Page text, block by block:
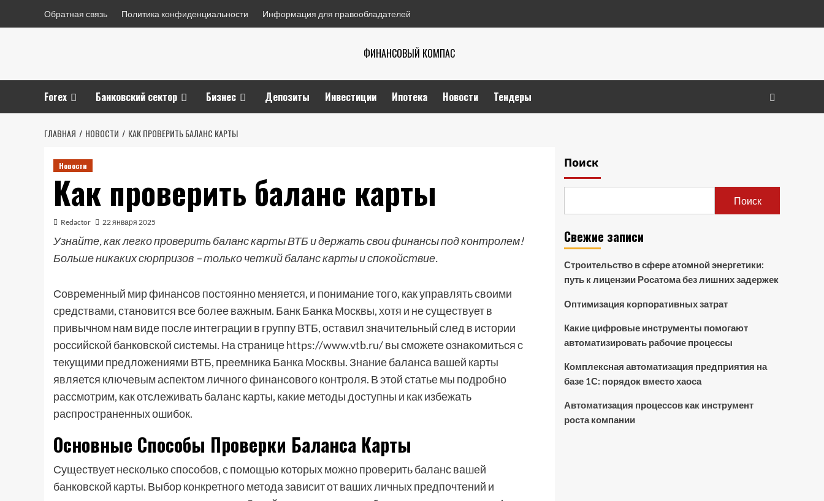
Обратная связь Политика конфиденциальности Информация для правообладателей
ФИНАНСОВЫЙ КОМПАС
Forex Банковский сектор Бизнес Депозиты Инвестиции Ипотека Новости Тендеры
ГЛАВНАЯ НОВОСТИ КАК ПРОВЕРИТЬ БАЛАНС КАРТЫ
Новости
Как проверить баланс карты
Redactor 22 января 2025
Узнайте, как легко проверить баланс карты ВТБ и держать свои финансы под контролем!
Больше никаких сюрпризов – только четкий баланс карты и спокойствие.
Современный мир финансов постоянно меняется, и понимание того, как управлять своими
средствами, становится все более важным. Банк Банка Москвы, хотя и не существует в
привычном нам виде после интеграции в группу ВТБ, оставил значительный след в истории
российской банковской системы. На странице https://www.vtb.ru/ вы сможете ознакомиться с
текущими предложениями ВТБ, преемника Банка Москвы. Знание баланса вашей карты
является ключевым аспектом личного финансового контроля. В этой статье мы подробно
рассмотрим, как отслеживать баланс карты, какие методы доступны и как избежать
распространенных ошибок.
Основные Способы Проверки Баланса Карты
Существует несколько способов, с помощью которых можно проверить баланс вашей
банковской карты. Выбор конкретного метода зависит от ваших личных предпочтений и
Поиск
Поиск
Свежие записи
Строительство в сфере атомной энергетики:
путь к лицензии Росатома без лишних задержек
Оптимизация корпоративных затрат
Какие цифровые инструменты помогают
автоматизировать рабочие процессы
Комплексная автоматизация предприятия на
базе 1С: порядок вместо хаоса
Автоматизация процессов как инструмент
роста компании